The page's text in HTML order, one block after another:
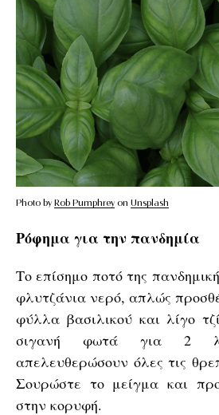
Photo by Rob Pumphrey on Unsplash
Ρόφημα για την πανδημία
Το επίσημο ποτό της
φλυτζάνια νερό, απλώς
φύλλα βασιλικού και λίγο
σιγανή φωτά για 2
απελευθερώσουν όλες τις
Σουρώστε το μείγμα και
στην κορυφή.